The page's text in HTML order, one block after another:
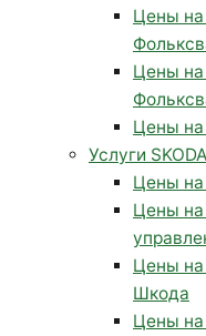
Цены
Цены на
Цены
Услуги SKODA
Цены
Цены на
Цены на
Шкода
Цены на